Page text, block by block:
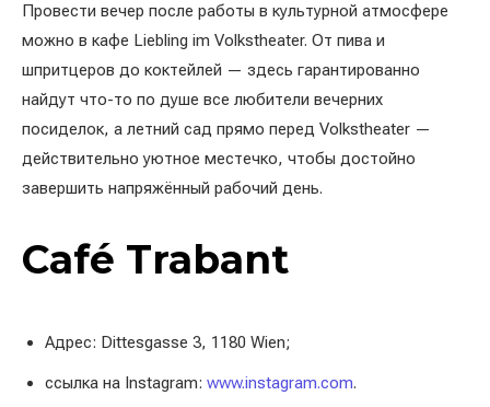
Провести вечер после работы в культурной атмосфере
можно в кафе Liebling im Volkstheater. От пива и
шпритцеров до коктейлей — здесь гарантированно
найдут что-то по душе все любители вечерних
посиделок, а летний сад прямо перед Volkstheater —
действительно уютное местечко, чтобы достойно
завершить напряжённый рабочий день.
Café Trabant
Адрес: Dittesgasse 3, 1180 Wien;
ссылка на Instagram: www.instagram.com.